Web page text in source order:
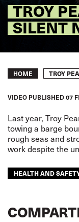
TROY
SILENT
Breadcrumb
HOME TROY
VIDEO PUBLISHED07
Last year, Troy
towing a barge
rough seas and
work despite the
HEALTH AND